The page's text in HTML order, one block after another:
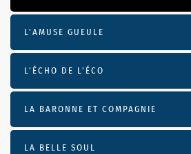
L'AMUSE GUEULE
L’ÉCHO DE L’ÉCO
LA BARONNE ET COMPAGNIE
LA BELLE SOUL